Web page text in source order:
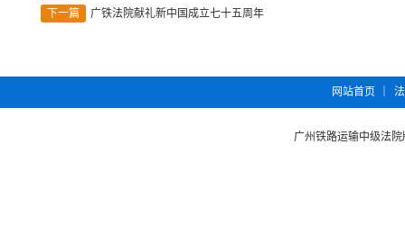
下一篇
广铁法院献礼新中国成立七十五周年
网站首页
广州铁路运输中级法院